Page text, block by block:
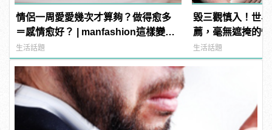
情侶一周愛愛幾次才算夠？做得愈多
＝感情愈好？ | manfashion這樣變型
男
生活話題
毀三觀慎入！世
薦，毫無遮掩的
噁心到極致！
生活話題